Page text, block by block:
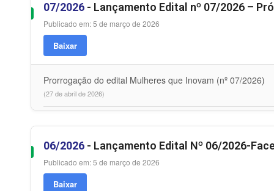
07/2026 - Lançamento Edital nº 07/2026 –
Publicado em: 5 de março de 2026
Baixar
Prorrogação do edital Mulheres que Inovam (nº 07/2026)
(27 de abril de 2026)
06/2026 - Lançamento Edital Nº 06/2026-
Publicado em: 5 de março de 2026
Baixar